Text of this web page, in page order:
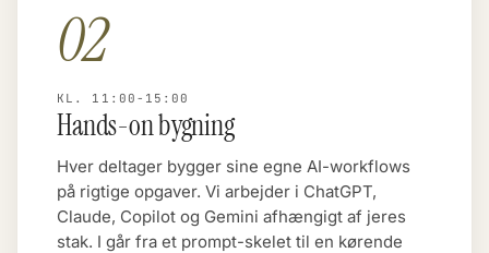
02
KL. 11:00-15:00
Hands-on bygning
Hver deltager bygger sine egne AI-workflows
på rigtige opgaver. Vi arbejder i ChatGPT,
Claude, Copilot og Gemini afhængigt af jeres
stak. I går fra et prompt-skelet til en kørende